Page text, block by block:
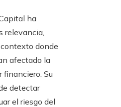
ha
relevancia,
donde
afectado la
financiero. Su
detectar
el riesgo del